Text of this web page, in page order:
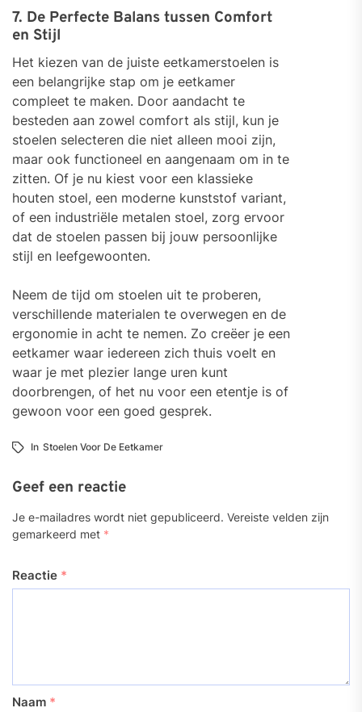
7. De Perfecte Balans tussen Comfort
en Stijl
Het kiezen van de juiste eetkamerstoelen is
een belangrijke stap om je eetkamer
compleet te maken. Door aandacht te
besteden aan zowel comfort als stijl, kun je
stoelen selecteren die niet alleen mooi zijn,
maar ook functioneel en aangenaam om in te
zitten. Of je nu kiest voor een klassieke
houten stoel, een moderne kunststof variant,
of een industriële metalen stoel, zorg ervoor
dat de stoelen passen bij jouw persoonlijke
stijl en leefgewoonten.
Neem de tijd om stoelen uit te proberen,
verschillende materialen te overwegen en de
ergonomie in acht te nemen. Zo creëer je een
eetkamer waar iedereen zich thuis voelt en
waar je met plezier lange uren kunt
doorbrengen, of het nu voor een etentje is of
gewoon voor een goed gesprek.
In Stoelen Voor De Eetkamer
Geef een reactie
Je e-mailadres wordt niet gepubliceerd. Vereiste velden zijn
gemarkeerd met *
Reactie *
Naam *